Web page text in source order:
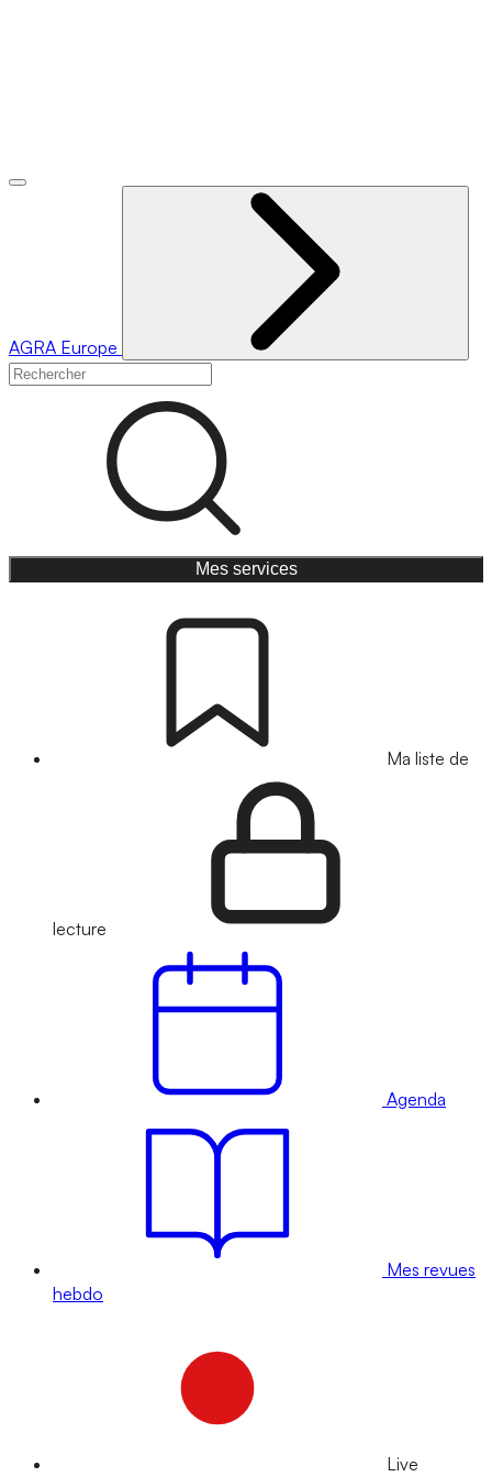
AGRA Europe
Mes services
Ma liste de
lecture
Agenda
Mes revues
hebdo
Live